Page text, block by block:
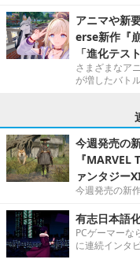
アニマや新
erse新作『
「進化テス
さまざまなア
が増したバト
今週発売の
『
ァンタジー
今週発売の新
有志日本語
PCゲーマーな
に連続インタビ